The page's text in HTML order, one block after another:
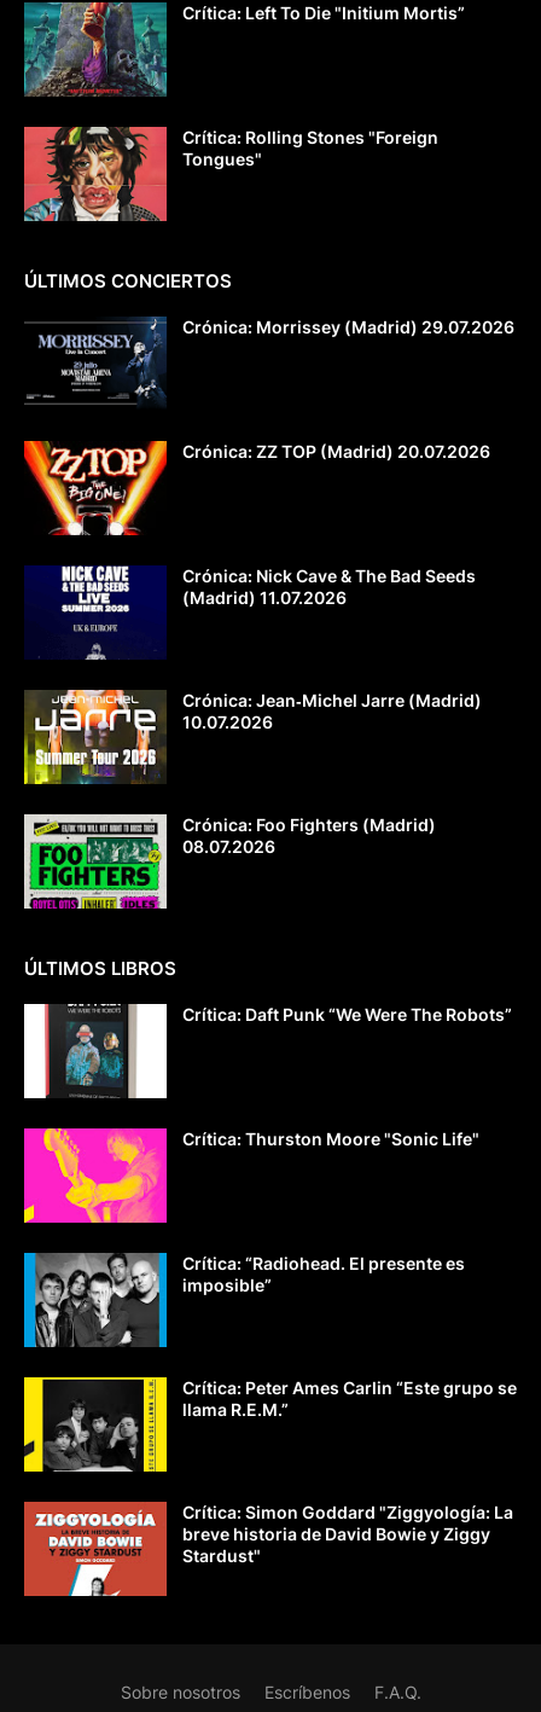
Crítica: Left To Die "Initium Mortis”
Crítica: Rolling Stones "Foreign
Tongues"
ÚLTIMOS CONCIERTOS
Crónica: Morrissey (Madrid) 29.07.2026
Crónica: ZZ TOP (Madrid) 20.07.2026
Crónica: Nick Cave & The Bad Seeds
(Madrid) 11.07.2026
Crónica: Jean‐Michel Jarre (Madrid)
10.07.2026
Crónica: Foo Fighters (Madrid)
08.07.2026
ÚLTIMOS LIBROS
Crítica: Daft Punk “We Were The Robots”
Crítica: Thurston Moore "Sonic Life"
Crítica: “Radiohead. El presente es
imposible”
Crítica: Peter Ames Carlin “Este grupo se
llama R.E.M.”
Crítica: Simon Goddard "Ziggyología: La
breve historia de David Bowie y Ziggy
Stardust"
Sobre nosotros Escríbenos F.A.Q.